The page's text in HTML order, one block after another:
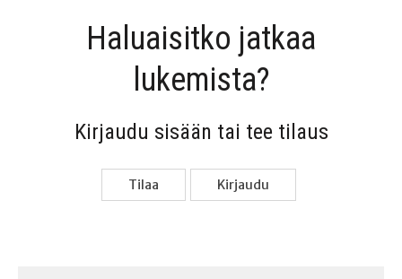
Haluai­sit­ko jat­kaa
lukemista?
Kir­jau­du sisään tai tee tilaus
Tilaa Kir­jau­du